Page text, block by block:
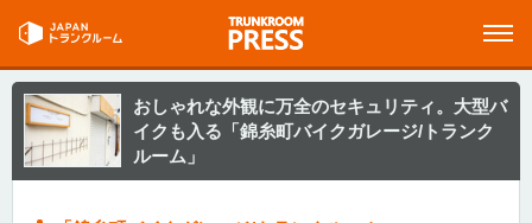
おしゃれな外観に万全のセキュリティ。大型バ
イクも入る「錦糸町バイクガレージ/トランク
ルーム」